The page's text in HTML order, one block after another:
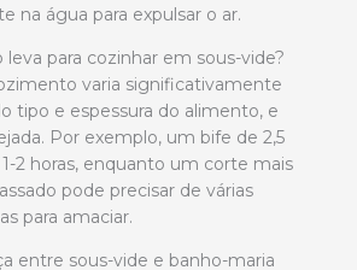
na água para expulsar o ar.
para cozinhar em sous-vide?
varia significativamente
tipo e espessura do alimento, e
Por exemplo, um bife de 2,5
2 horas, enquanto um corte mais
pode precisar de várias
para amaciar.
entre sous-vide e banho-maria